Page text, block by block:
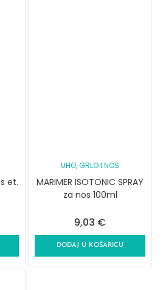
et.
UHO, GRLO I NOS
MARIMER ISOTONIC SPRAY
za nos 100ml
9,03 €
DODAJ U KOŠARICU